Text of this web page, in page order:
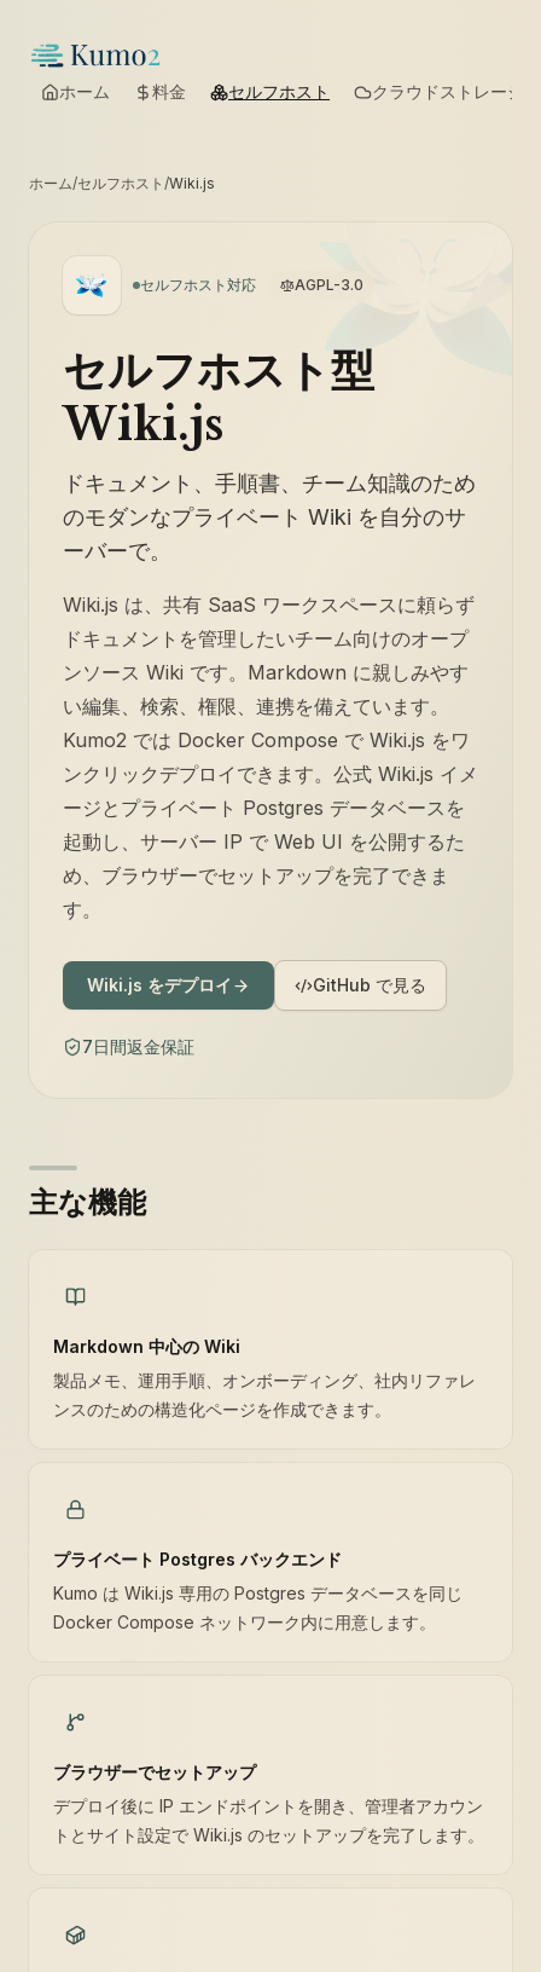
ホーム 料金 セルフホスト クラウドストレージ
ホーム/セルフホスト /Wiki.js
セルフホスト対応 AGPL-3.0
セルフホスト型
Wiki.js
ドキュメント、手順書、チーム知識のため
のモダンなプライベート Wiki を自分のサ
ーバーで。
Wiki.js は、共有 SaaS ワークスペースに頼らず
ドキュメントを管理したいチーム向けのオープ
ンソース Wiki です。Markdown に親しみやす
い編集、検索、権限、連携を備えています。
Kumo2 では Docker Compose で Wiki.js をワ
ンクリックデプロイできます。公式 Wiki.js イメ
ージとプライベート Postgres データベースを
起動し、サーバー IP で Web UI を公開するた
め、ブラウザーでセットアップを完了できま
す。
Wiki.js をデプロイ GitHub で見る
7日間返金保証
主な機能
Markdown 中心の Wiki
製品メモ、運用手順、オンボーディング、社内リファレ
ンスのための構造化ページを作成できます。
プライベート Postgres バックエンド
Kumo は Wiki.js 専用の Postgres データベースを同じ
Docker Compose ネットワーク内に用意します。
ブラウザーでセットアップ
デプロイ後に IP エンドポイントを開き、管理者アカウン
トとサイト設定で Wiki.js のセットアップを完了します。